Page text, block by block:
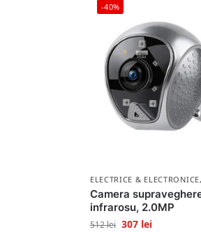
-40%
ELECTRICE & ELECTRONICE,
Camera
infrarosu, 2.0MP
512lei 307 lei